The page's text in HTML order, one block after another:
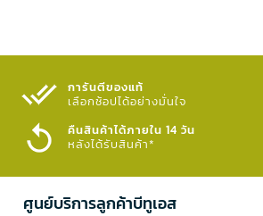
การันตีของแท้
เลือกช้อปได้อย่างมั่นใจ​
คืนสินค้าได้ภายใน 14 วัน
หลังได้รับสินค้า*
ศูนย์บริการลูกค้าบีทูเอส